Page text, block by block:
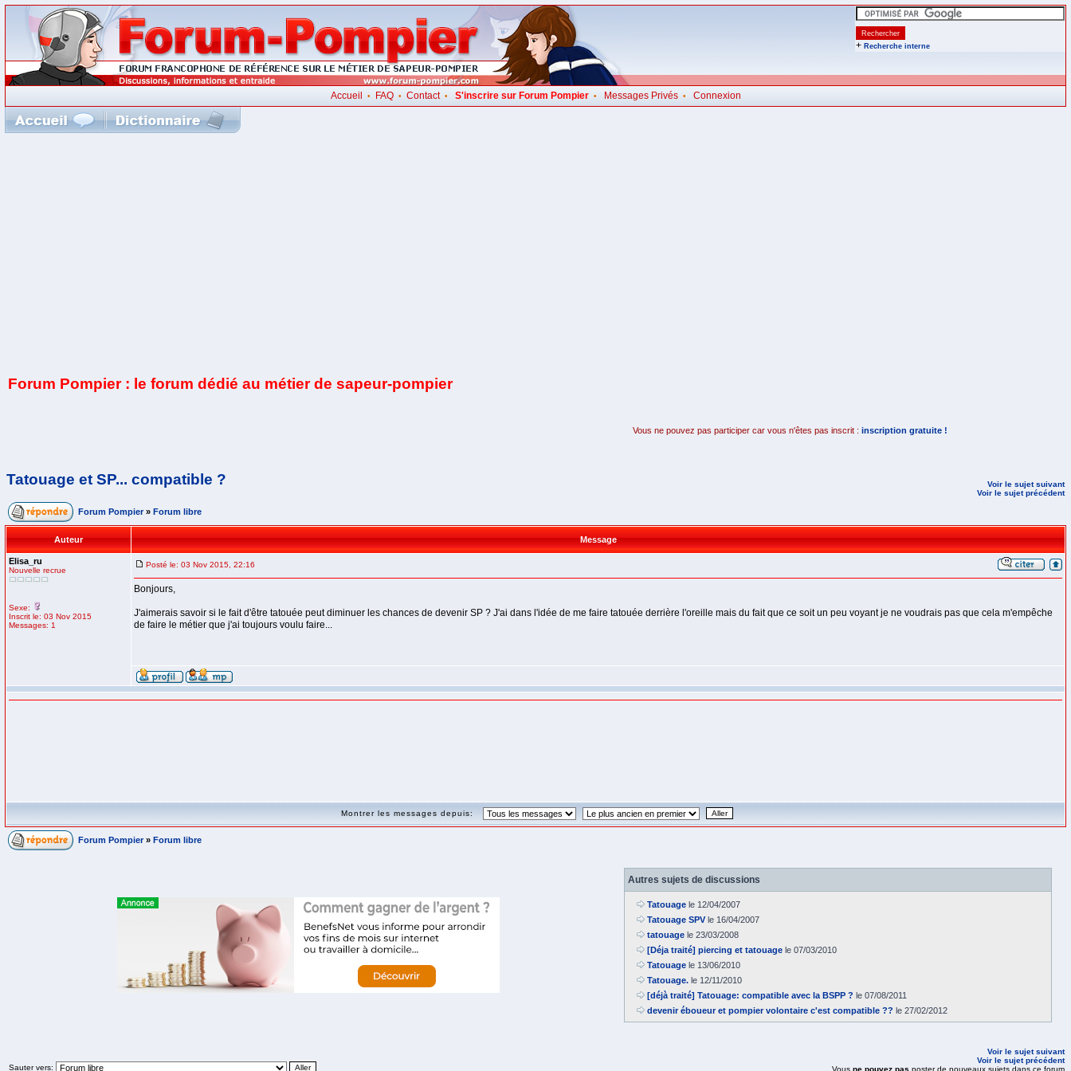
+ Recherche interne
Accueil • FAQ• Contact• S'inscrire sur Forum Pompier• Messages Privés• Connexion
Forum Pompier : le forum dédié au métier de sapeur-pompier
Vous ne pouvez pas participer car vous n'êtes pas inscrit : inscription gratuite !
Tatouage et SP... compatible ?
Voir le sujet suivant
Voir le sujet précédent
Forum Pompier » Forum libre
Auteur Message
Elisa_ru
Nouvelle recrue
Sexe:
Inscrit le: 03 Nov 2015
Messages: 1
Posté le: 03 Nov 2015, 22:16
Bonjours,
J'aimerais savoir si le fait d'être tatouée peut diminuer les chances de devenir SP ? J'ai dans l'idée de me faire tatouée derrière l'oreille mais du fait que ce soit un peu voyant je ne voudrais pas que cela m'empêche
de faire le métier que j'ai toujours voulu faire...
Montrer les messages depuis:
Forum Pompier » Forum libre
Autres sujets de discussions
Tatouage le 12/04/2007
Tatouage SPVle 16/04/2007
tatouage le 23/03/2008
[Déja traité] piercing et tatouage le 07/03/2010
Tatouage le 13/06/2010
Tatouage. le 12/11/2010
[déjà traité] Tatouage: compatible avec la BSPP ? le 07/08/2011
devenir éboueur et pompier volontaire c'est compatible ?? le 27/02/2012
Sauter vers:
Voir le sujet suivant
Voir le sujet précédent
Vous ne pouvez pas poster de nouveaux sujets dans ce forum